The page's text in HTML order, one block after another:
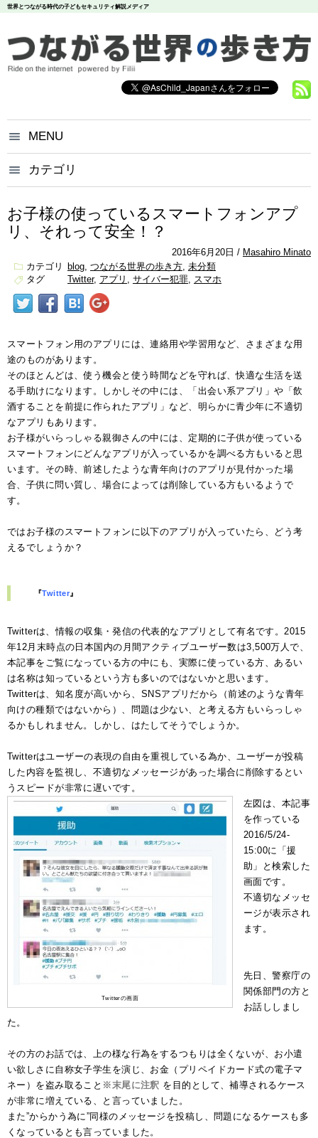
世界とつながる時代の子どもセキュリティ解説メディア
MENU
つながる世界の歩き方とは？
個人情報保護方針
カテゴリ
いじめ
犯罪
炎上
悪評
依存
調査データ
お子様の使っているスマートフォンアプ
リ、それって安全！？
2016年6月20日
Masahiro Minato
カテゴリ
blog つながる世界の歩き方 未分類
タグ
Twitter アプリ サイバー犯罪 スマホ
スマートフォン用のアプリには、連絡用や学習用など、さまざまな用
途のものがあります。
そのほとんどは、使う機会と使う時間などを守れば、快適な生活を送
る手助けになります。しかしその中には、「出会い系アプリ」や「飲
酒することを前提に作られたアプリ」など、明らかに青少年に不適切
なアプリもあります。
お子様がいらっしゃる親御さんの中には、定期的に子供が使っている
スマートフォンにどんなアプリが入っているかを調べる方もいると思
います。その時、前述したような青年向けのアプリが見付かった場
合、子供に問い質し、場合によっては削除している方もいるようで
す。
ではお子様のスマートフォンに以下のアプリが入っていたら、どう考
えるでしょうか？
『Twitter 』
Twitterは、情報の収集・発信の代表的なアプリとして有名です。2015
年12月末時点の日本国内の月間アクティブユーザー数は3,500万人で、
本記事をご覧になっている方の中にも、実際に使っている方、あるい
は名称は知っているという方も多いのではないかと思います。
Twitterは、知名度が高いから、SNSアプリだから（前述のような青年
向けの種類ではないから）、問題は少ない、と考える方もいらっしゃ
るかもしれません。しかし、はたしてそうでしょうか。
Twitterはユーザーの表現の自由を重視している為か、ユーザーが投稿
した内容を監視し、不適切なメッセージがあった場合に削除するとい
うスピードが非常に遅いです。
Twitterの画面
左図は、本記事
を作っている
2016/5/24-
15:00に「援
助」と検索した
画面です。
不適切なメッセ
ージが表示され
ます。
先日、警察庁の
関係部門の方と
お話ししまし
た。
その方のお話では、上の様な行為をするつもりは全くないが、お小遣
い欲しさに自称女子学生を演じ、お金（プリペイドカード式の電子マ
ネー）を盗み取ること ※末尾に注釈 を目的として、補導されるケース
が非常に増えている、と言っていました。
また”からかう為に”同様のメッセージを投稿し、問題になるケースも多
くなっているとも言っていました。